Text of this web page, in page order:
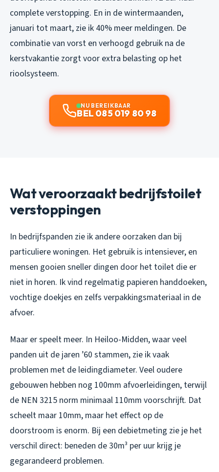
complete verstopping. En in de wintermaanden,
januari tot maart, zie ik 40% meer meldingen. De
combinatie van vorst en verhoogd gebruik na de
kerstvakantie zorgt voor extra belasting op het
rioolsysteem.
NU BEREIKBAAR
BEL 085 019 80 98
Wat veroorzaakt bedrijfstoilet
verstoppingen
In bedrijfspanden zie ik andere oorzaken dan bij
particuliere woningen. Het gebruik is intensiever, en
mensen gooien sneller dingen door het toilet die er
niet in horen. Ik vind regelmatig papieren handdoeken,
vochtige doekjes en zelfs verpakkingsmateriaal in de
afvoer.
Maar er speelt meer. In Heiloo-Midden, waar veel
panden uit de jaren ’60 stammen, zie ik vaak
problemen met de leidingdiameter. Veel oudere
gebouwen hebben nog 100mm afvoerleidingen, terwijl
de NEN 3215 norm minimaal 110mm voorschrijft. Dat
scheelt maar 10mm, maar het effect op de
doorstroom is enorm. Bij een debietmeting zie je het
verschil direct: beneden de 30m³ per uur krijg je
gegarandeerd problemen.